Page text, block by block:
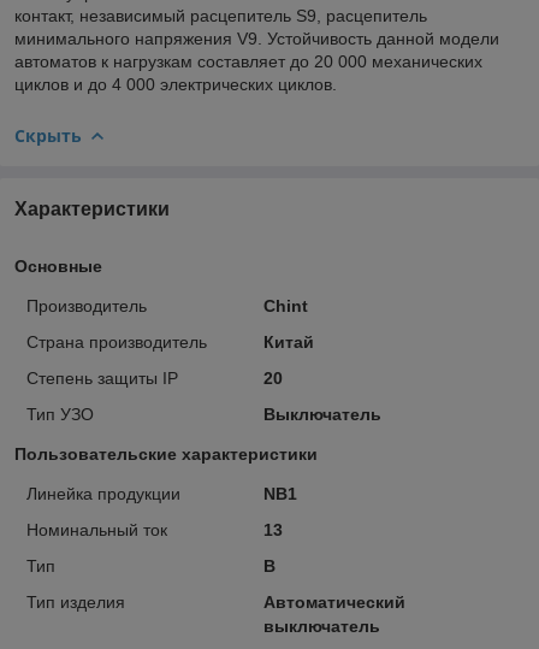
контакт, независимый расцепитель S9, расцепитель
минимального напряжения V9. Устойчивость данной модели
автоматов к нагрузкам составляет до 20 000 механических
циклов и до 4 000 электрических циклов.
Скрыть
Характеристики
Основные
Производитель
Chint
Страна производитель
Китай
Степень защиты IP
20
Тип УЗО
Выключатель
Пользовательские характеристики
Линейка продукции
NB1
Номинальный ток
13
Тип
B
Тип изделия
Автоматический
выключатель